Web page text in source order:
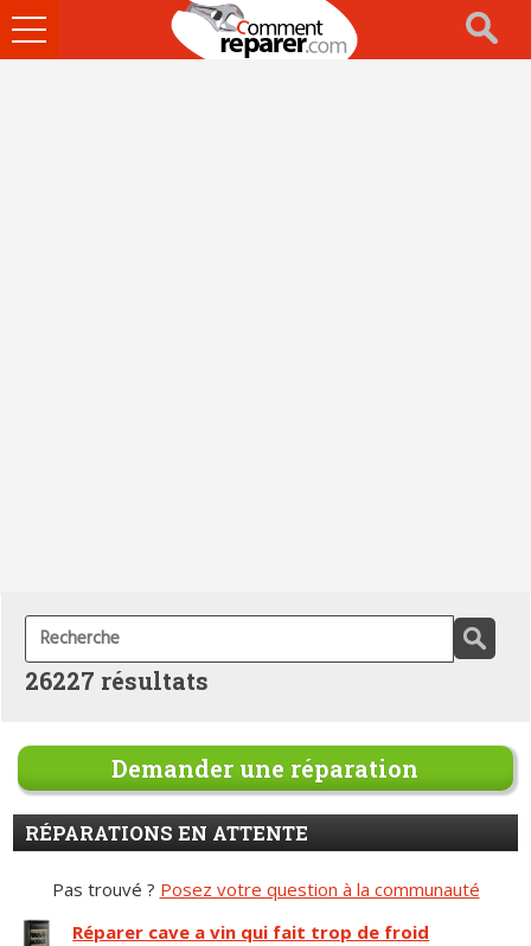
Ouvrir
le
26227 résultats
Demander une réparation
RÉPARATIONS EN ATTENTE
Pas trouvé ? Posez votre question à la communauté
Réparer cave a vin qui fait trop de froid